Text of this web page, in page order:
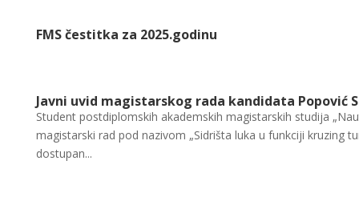
FMS čestitka za 2025.godinu
Javni uvid magistarskog rada kandidata Popović
Student postdiplomskih akademskih magistarskih studija
magistarski rad pod nazivom „Sidrišta luka u funkciji kruzing
dostupan...